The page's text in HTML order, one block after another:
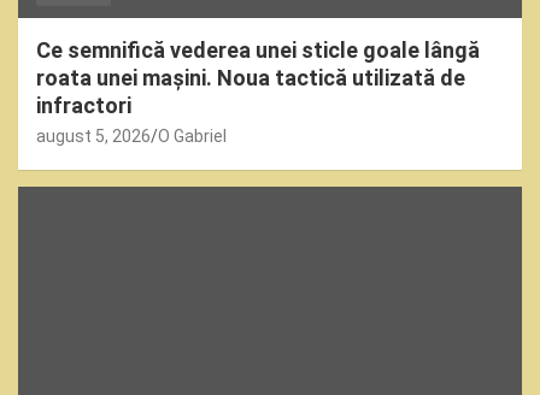
Ce semnifică vederea unei sticle goale lângă
roata unei mașini. Noua tactică utilizată de
infractori
august 5, 2026 O Gabriel